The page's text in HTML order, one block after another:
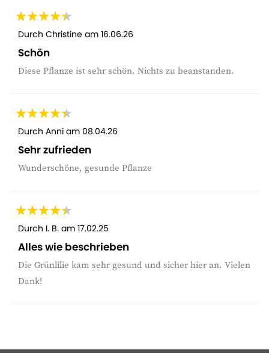
Durch Christine am 16.06.26
Schön
Diese Pflanze ist sehr schön. Nichts zu beanstanden.
Durch Anni am 08.04.26
Sehr zufrieden
Wunderschöne, gesunde Pflanze
Durch I. B. am 17.02.25
Alles wie beschrieben
Die Grünlilie kam sehr gesund und sicher hier an. Vielen
Dank!